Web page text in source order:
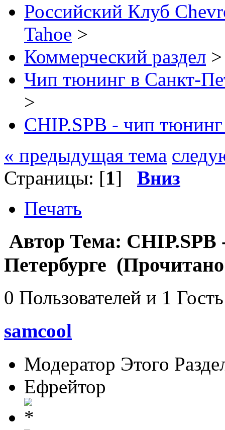
Российский Клуб
Tahoe >
Коммерческий раздел >
Чип тюнинг в Санкт-
>
CHIP.SPB - чип
« предыдущая тема
Страницы: [1] Вниз
Печать
Автор Тема:
Петербурге (Прочитано
0 Пользователей и 1
samcool
Модератор Этого
Ефрейтор